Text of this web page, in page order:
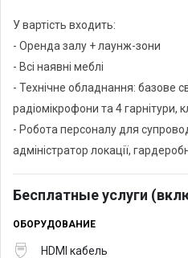
У вартість входить:
- Оренда залу + лаунж-зони
- Всі наявні меблі
- Технічне обладнання: базове
радіомікрофони та 4 гарнітури,
- Робота персоналу для
адміністратор локації,
Бесплатные услуги
ОБОРУДОВАНИЕ
HDMI кабель